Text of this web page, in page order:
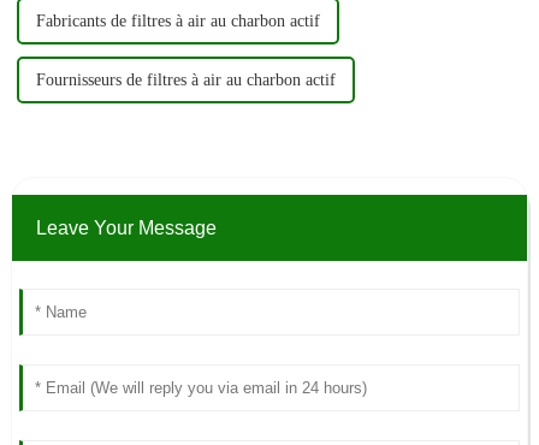
Fabricants de filtres à air au charbon actif
Fournisseurs de filtres à air au charbon actif
Leave Your Message